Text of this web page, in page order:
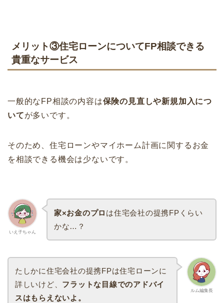
メリット③住宅ローンについてFP相談できる
貴重なサービス
一般的なFP相談の内容は保険の見直しや新規加入につ
いてが多いです。
そのため、住宅ローンやマイホーム計画に関するお金
を相談できる機会は少ないです。
いえ子ちゃん
家×お金のプロ は住宅会社の提携FPくらい
かな…？
ルム編集長
たしかに住宅会社の提携FPは住宅ローンに
詳しいけど、 フラットな目線でのアドバイ
スはもらえないよ。